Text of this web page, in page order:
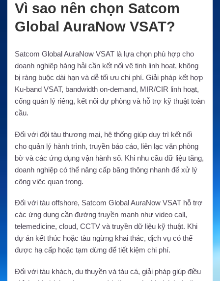
Vì sao nên chọn Satcom
Global AuraNow VSAT?
Satcom Global AuraNow VSAT là lựa chọn phù hợp cho
doanh nghiệp hàng hải cần kết nối vệ tinh linh hoạt, không
bị ràng buộc dài hạn và dễ tối ưu chi phí. Giải pháp kết hợp
Ku-band VSAT, bandwidth on-demand, MIR/CIR linh hoạt,
cổng quản lý riêng, kết nối dự phòng và hỗ trợ kỹ thuật toàn
cầu.
Đối với đội tàu thương mại, hệ thống giúp duy trì kết nối
cho quản lý hành trình, truyền báo cáo, liên lạc văn phòng
bờ và các ứng dụng vận hành số. Khi nhu cầu dữ liệu tăng,
doanh nghiệp có thể nâng cấp băng thông nhanh để xử lý
công việc quan trọng.
Đối với tàu offshore, Satcom Global AuraNow VSAT hỗ trợ
các ứng dụng cần đường truyền mạnh như video call,
telemedicine, cloud, CCTV và truyền dữ liệu kỹ thuật. Khi
dự án kết thúc hoặc tàu ngừng khai thác, dịch vụ có thể
được hạ cấp hoặc tạm dừng để tiết kiệm chi phí.
Đối với tàu khách, du thuyền và tàu cá, giải pháp giúp điều